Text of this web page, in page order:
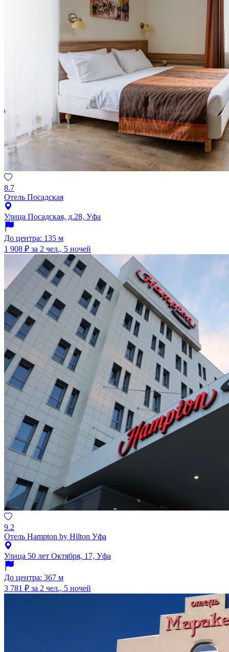
8.7
Отель Посадская
Улица Посадская, д.28, Уфа
До центра: 135 м
1 908 ₽ за 2 чел., 5 ночей
9.2
Отель Hampton by Hilton Уфа
Улица 50 лет Октября, 17, Уфа
До центра: 367 м
3 781 ₽ за 2 чел., 5 ночей